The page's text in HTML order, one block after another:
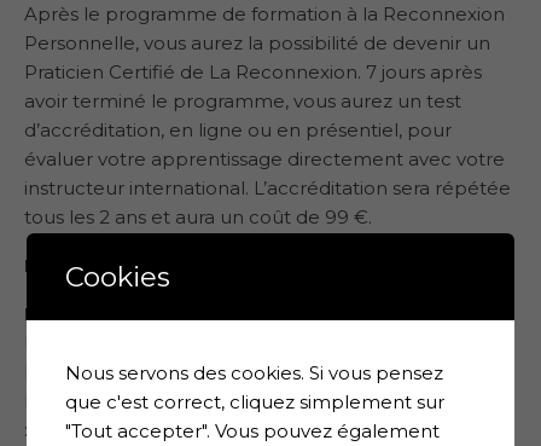
Après le programme de formation à la Reconnexion
Personnelle, vous aurez la possibilité de devenir un
Praticien Certifié de La Reconnexion. 7 jours après
avoir terminé le programme, vous aurez un test
d’accréditation, en ligne ou en présentiel, pour
évaluer votre apprentissage directement avec votre
instructeur international. L’accréditation sera répétée
tous les 2 ans et aura un coût de 99 €.
Réservez votre place
Lieu
Enseignants : Caroline Lagouge & Guglielmo Poli
Lundi 10 Juin 2024 : 9h30 à 18h30 – Mardi 11 Juin 2024
: 9h30 à 18h30*
Cookies
Nous servons des cookies. Si vous pensez
que c'est correct, cliquez simplement sur
"Tout accepter". Vous pouvez également